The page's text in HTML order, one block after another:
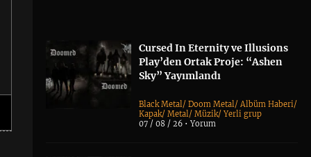
Cursed In Eternity ve Illusions
Play’den Ortak Proje: “Ashen
Sky” Yayımlandı
Black Metal/Doom Metal/Albüm Haberi/
Kapak/Metal/Müzik/Yerli grup
07 / 08 / 26 •Yorum